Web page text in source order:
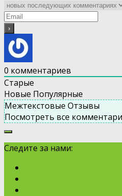
0 комментариев
Старые
Новые Популярные
Межтекстовые Отзывы
Посмотреть все
Следите за нами: